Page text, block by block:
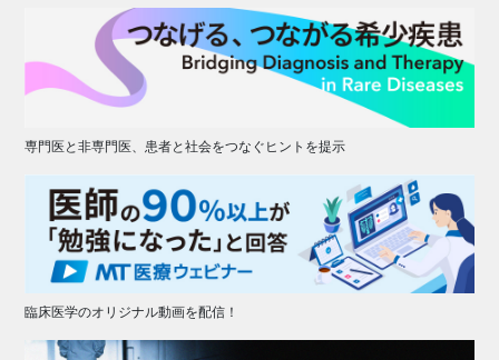
専門医と非専門医、患者と社会をつなぐヒントを提示
臨床医学のオリジナル動画を配信！